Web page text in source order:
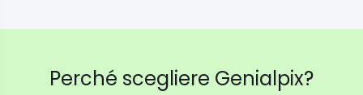
Perché scegliere Genialpix?